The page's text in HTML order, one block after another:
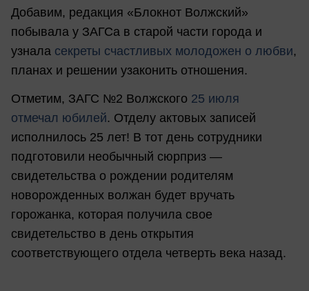
Добавим, редакция «Блокнот Волжский»
побывала у ЗАГСа в старой части города и
узнала секреты счастливых молодожен о любви,
планах и решении узаконить отношения.
Отметим, ЗАГС №2 Волжского 25 июля
отмечал юбилей. Отделу актовых записей
исполнилось 25 лет! В тот день сотрудники
подготовили необычный сюрприз —
свидетельства о рождении родителям
новорожденных волжан будет вручать
горожанка, которая получила свое
свидетельство в день открытия
соответствующего отдела четверть века назад.